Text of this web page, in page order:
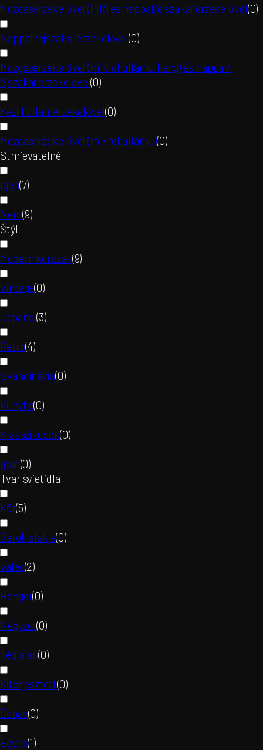
Mozgásérzékelővel (PIR) és nappal/éjszakai érzékelővel(0)
Nappali/éjszakai érzékelővel(0)
Mozgásérzékelővel (mikrohullámú hang) és nappal/
éjszakai érzékelővel(0)
Kézi hullámérzékelővel(0)
Mozgásérzékelővel (mikrohullámú)(0)
Stmievatelné
Igen(7)
Nem(9)
Štýl
Modern korszak(9)
Vintage(0)
Japandi(3)
Retro(4)
Skandinávia(0)
Kunyhó(0)
Klasszikusok(0)
Ipari(0)
Tvar svietidla
Kör(5)
Sarok alakja(0)
Valec(2)
Henger(0)
Négyzet(0)
Téglalap(0)
Kiterjesztett(0)
Dobás(0)
Egyéb(1)